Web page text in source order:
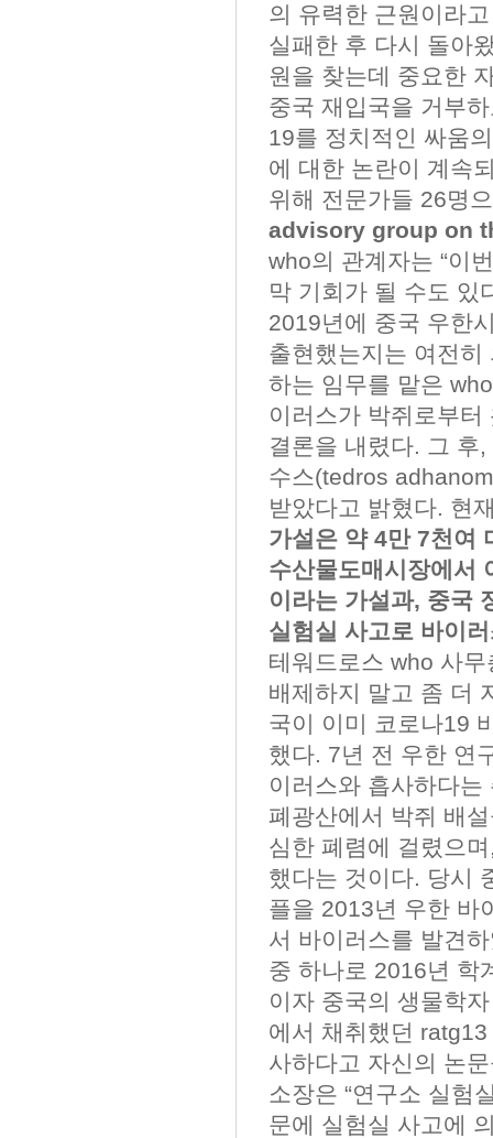
의 유력한 근원이라
실패한 후 다시 돌아
원을 찾는데 중요한
중국 재입국을 거부
19를 정치적인 싸움
에 대한 논란이 계속
위해 전문가들 26명
advisory group on
who의 관계자는 “이
막 기회가 될 수도 있
2019년에 중국 우한
출현했는지는 여전
하는 임무를 맡은
이러스가 박쥐로부
결론을 내렸다. 그 후
수스(tedros
받았다고 밝혔다. 현
가설은 약 4만 7천여
수산물도매시장에서
이라는 가설과, 중국
실험실 사고로 바이
테워드로스 who 사
배제하지 말고 좀 더
국이 이미 코로나19
했다. 7년 전 우한 연
이러스와 흡사하다
폐광산에서 박쥐 배
심한 폐렴에 걸렸으
했다는 것이다. 당시
플을 2013년 우한 바
서 바이러스를 발견
중 하나로 2016년 학
이자 중국의 생물학
에서 채취했던
사하다고 자신의 논
소장은 “연구소 실험
문에 실험실 사고에